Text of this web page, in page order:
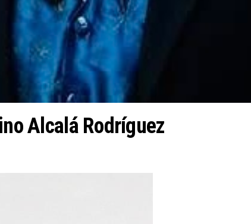
Alcalá Rodríguez